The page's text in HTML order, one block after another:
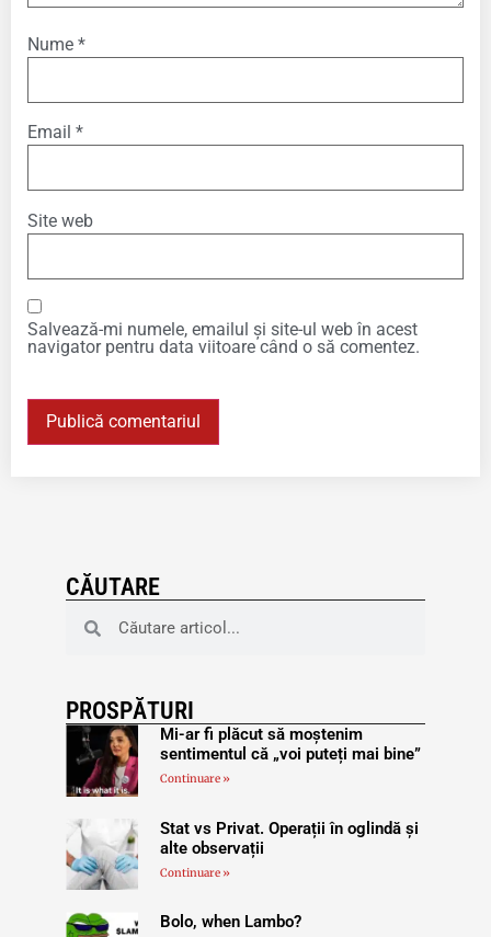
Nume *
Email *
Site web
Salvează-mi numele, emailul și site-ul web în acest
navigator pentru data viitoare când o să comentez.
CĂUTARE
PROSPĂTURI
Mi-ar fi plăcut să moștenim
sentimentul că „voi puteți mai bine”
Continuare »
Stat vs Privat. Operații în oglindă și
alte observații
Continuare »
Bolo, when Lambo?